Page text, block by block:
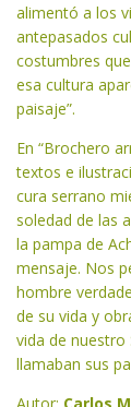
alimentó a los
antepasados
costumbres
esa cultura
paisaje”.
En “Brochero
textos e
cura serrano
soledad de las
la pampa de
mensaje. Nos
hombre
de su vida y
vida de
llamaban sus